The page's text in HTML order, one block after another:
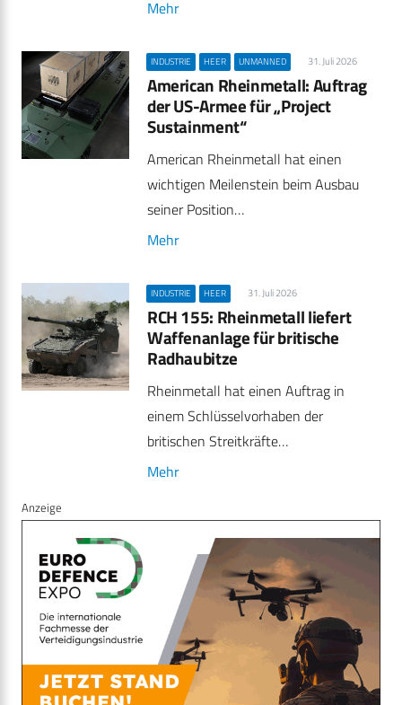
Mehr
INDUSTRIE HEER UNMANNED 31. Juli 2026
American Rheinmetall: Auftrag
der US-Armee für „Project
Sustainment“
American Rheinmetall hat einen
wichtigen Meilenstein beim Ausbau
seiner Position…
Mehr
INDUSTRIE HEER 31. Juli 2026
RCH 155: Rheinmetall liefert
Waffenanlage für britische
Radhaubitze
Rheinmetall hat einen Auftrag in
einem Schlüsselvorhaben der
britischen Streitkräfte…
Mehr
Anzeige